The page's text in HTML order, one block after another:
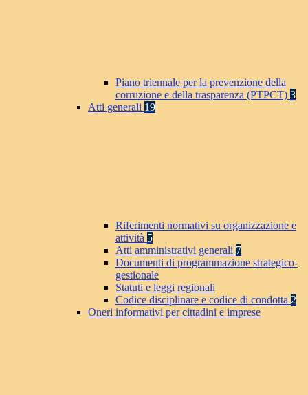
Piano triennale per la prevenzione della
corruzione e della trasparenza (PTPCT) 3
Atti generali 19
Riferimenti normativi su organizzazione e
attività 5
Atti amministrativi generali 7
Documenti di programmazione strategico-
gestionale
Statuti e leggi regionali
Codice disciplinare e codice di condotta 2
Oneri informativi per cittadini e imprese